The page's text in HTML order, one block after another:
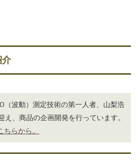
』を更新しました。
幸タイム/ラジオ番組2025.8.5放送分『こころ
る』を更新しました。
』を掲載しました。
、明るい人が集まる』を更新しました。
健幸タイム/連載編7月『Vol.279 7月
しました。
更新しました。
介
（波動）測定技術の第一人者、山梨浩
え、商品の企画開発を行っています。
らから。